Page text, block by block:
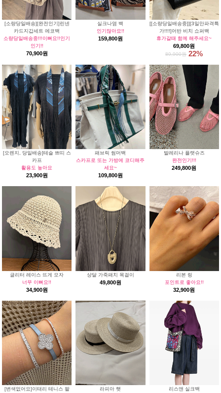
[소량당일배송][완전인기]린넨
카드지갑세트 에코백
소량당일배송중!!!이뻐요!!인기
인기!!
70,900원
실크나염 백
인기많아요!!
159,800원
[[소량당일배송중]][3일만파격특
가!!!!]어반 비치 쇼퍼백
휴가갈때 함께 해주세요~
69,800원
89,900원 22%
[오렌지, 당일배송]테슬 쁘띠 스
카프
활용도 높아요
23,900원
패브릭 썸머백
스카프로 또는 가방에 코디해주
세요~
109,800원
발레리나 플랫슈즈
완전인기!!!
249,800원
글리터 레이스 뜨게 모자
너무 이뻐요!!
34,900원
샹달 가죽패치 목걸이
49,800원
리본 링
포인트로 좋아요!!
32,900원
[변색없어요]이태리 테니스 팔
라피아 햇
리스앤 실크백